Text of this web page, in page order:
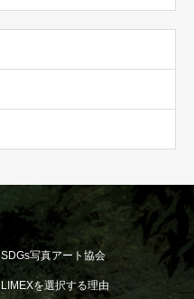
SDGs写真アート協会
LIMEXを選択する理由